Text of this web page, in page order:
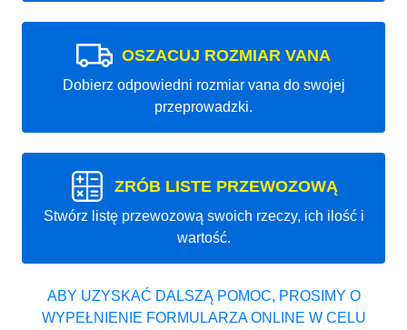
OSZACUJ ROZMIAR VANA
Dobierz odpowiedni rozmiar vana do swojej
przeprowadzki.
ZRÓB LISTE PRZEWOZOWĄ
Stwórz listę przewozową swoich rzeczy, ich ilość i
wartość.
ABY UZYSKAĆ DALSZĄ POMOC, PROSIMY O
WYPEŁNIENIE FORMULARZA ONLINE W CELU